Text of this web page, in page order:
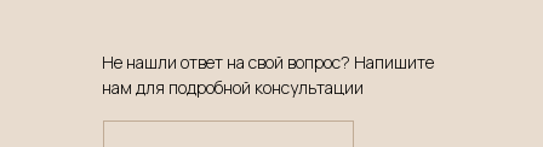
Не нашли ответ на свой вопрос? Напишите
нам для подробной консультации